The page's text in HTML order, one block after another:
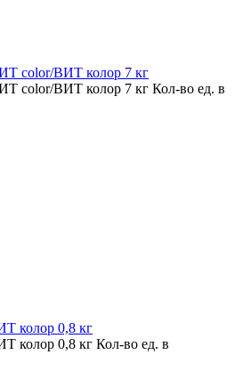
color/ВИТ колор 7 кг
color/ВИТ колор 7 кг Кол-во ед. в
колор 0,8 кг
колор 0,8 кг Кол-во ед. в